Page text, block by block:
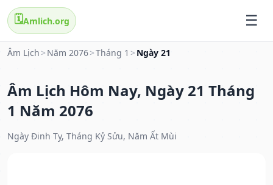
🗓️Amlich.org
Âm Lịch > Năm 2076>Tháng 1 > Ngày 21
Âm Lịch Hôm Nay, Ngày 21 Tháng
1 Năm 2076
Ngày Đinh Tỵ, Tháng Kỷ Sửu, Năm Ất Mùi